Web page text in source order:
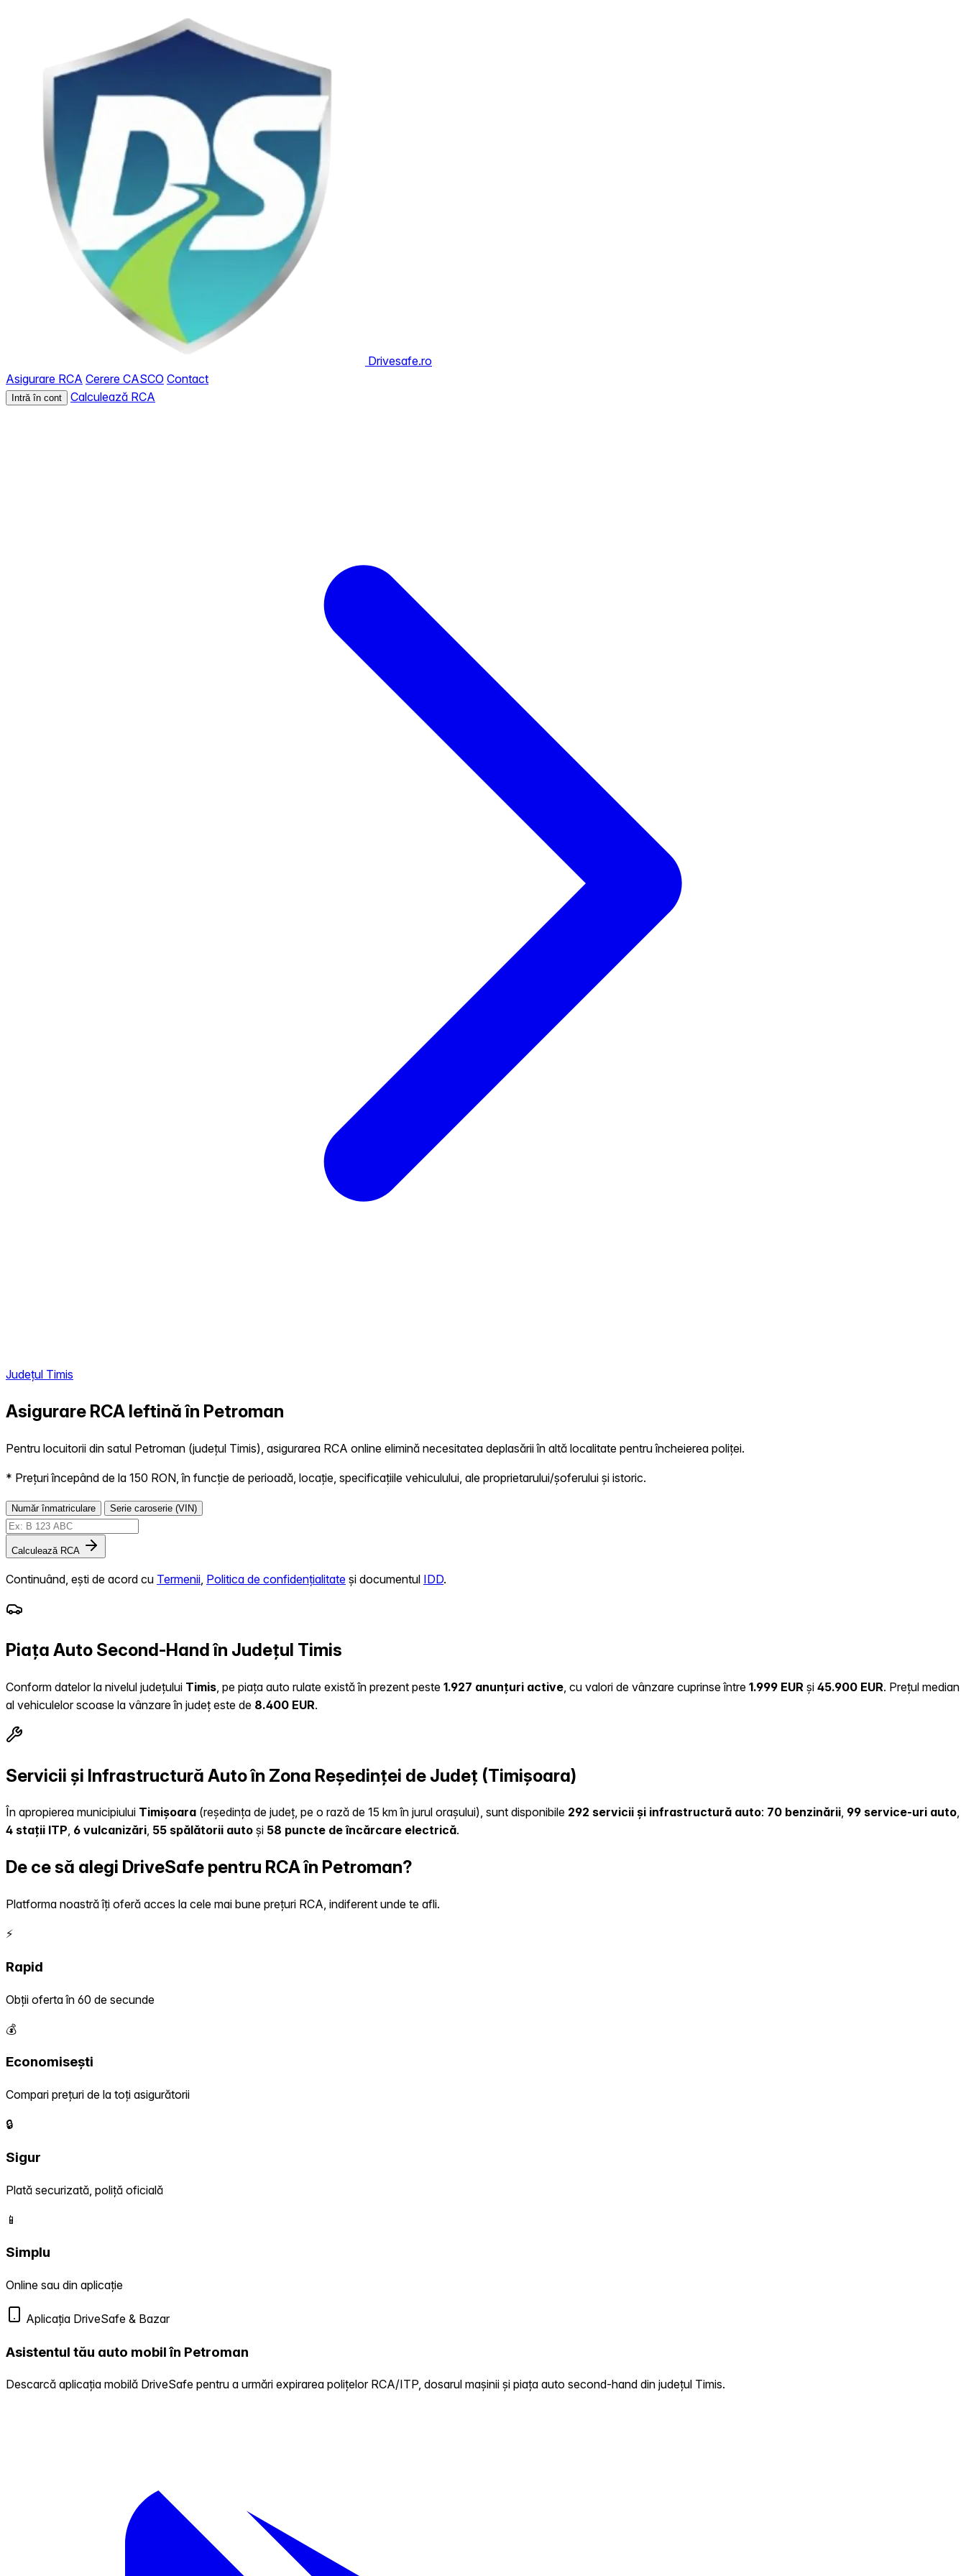
Drivesafe.ro
Asigurare RCA Cerere CASCO Contact
Intră în cont Calculează RCA
Județul Timis
Asigurare RCA Ieftină în Petroman
Pentru locuitorii din satul Petroman (județul Timis), asigurarea RCA online elimină necesitatea deplasării în altă localitate pentru încheierea poliței.
* Prețuri începând de la 150 RON, în funcție de perioadă, locație, specificațiile vehiculului, ale proprietarului/șoferului și istoric.
Număr înmatriculare Serie caroserie (VIN)
Calculează RCA
Continuând, ești de acord cu Termenii Politica de confidențialitate și documentul IDD.
Piața Auto Second-Hand în Județul Timis
Conform datelor la nivelul județului Timis , pe piața auto rulate există în prezent peste 1.927 anunțuri active , cu valori de vânzare cuprinse între 1.999 EUR și 45.900 EUR. Prețul median
al vehiculelor scoase la vânzare în județ este de 8.400 EUR.
Servicii și Infrastructură Auto în Zona Reședinței de Județ (Timișoara)
În apropierea municipiului Timișoara (reședința de județ, pe o rază de 15 km în jurul orașului), sunt disponibile 292 servicii și infrastructură auto: 70 benzinării, 99 service-uri auto,
4 stații ITP, 6 vulcanizări, 55 spălătorii auto și 58 puncte de încărcare electrică.
De ce să alegi DriveSafe pentru RCA în Petroman?
Platforma noastră îți oferă acces la cele mai bune prețuri RCA, indiferent unde te afli.
⚡
Rapid
Obții oferta în 60 de secunde
💰
Economisești
Compari prețuri de la toți asigurătorii
🔒
Sigur
Plată securizată, poliță oficială
📱
Simplu
Online sau din aplicație
Aplicația DriveSafe & Bazar
Asistentul tău auto mobil în Petroman
Descarcă aplicația mobilă DriveSafe pentru a urmări expirarea polițelor RCA/ITP, dosarul mașinii și piața auto second-hand din județul Timis.